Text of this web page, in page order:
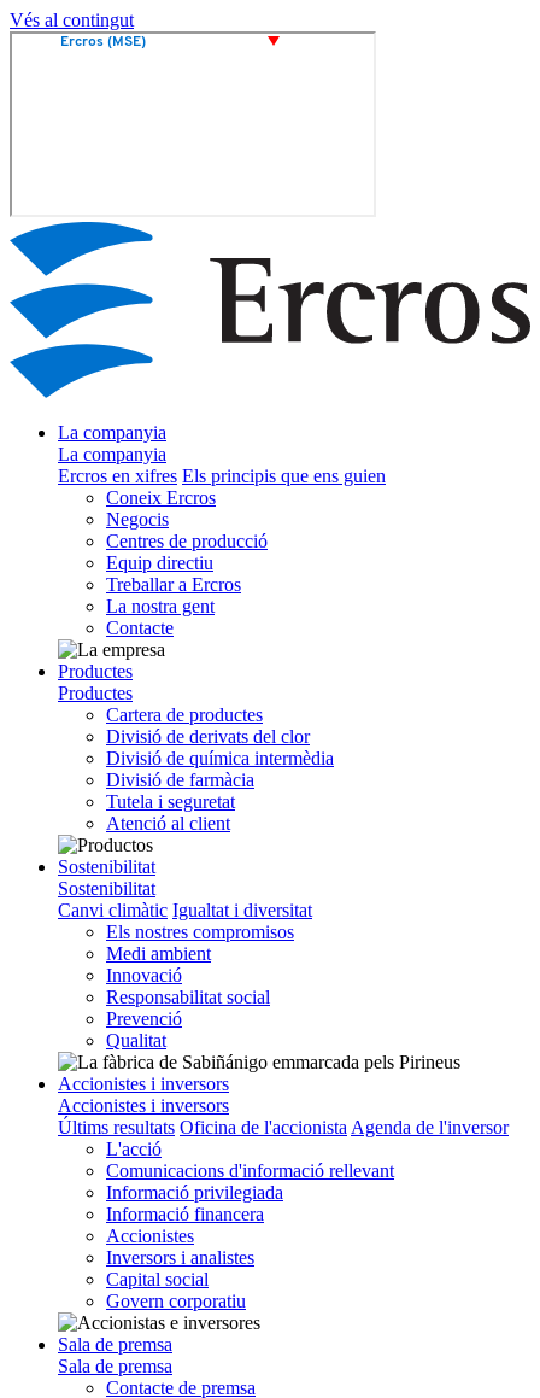
Vés al contingut
La companyia
La companyia
Ercros en xifres Els principis que ens guien
Coneix Ercros
Negocis
Centres de producció
Equip directiu
Treballar a Ercros
La nostra gent
Contacte
Productes
Productes
Cartera de productes
Divisió de derivats del clor
Divisió de química intermèdia
Divisió de farmàcia
Tutela i seguretat
Atenció al client
Sostenibilitat
Sostenibilitat
Canvi climàtic Igualtat i diversitat
Els nostres compromisos
Medi ambient
Innovació
Responsabilitat social
Prevenció
Qualitat
Accionistes i inversors
Accionistes i inversors
Últims resultats Oficina de l'accionista Agenda de l'inversor
L'acció
Comunicacions d'informació rellevant
Informació privilegiada
Informació financera
Accionistes
Inversors i analistes
Capital social
Govern corporatiu
Sala de premsa
Sala de premsa
Contacte de premsa